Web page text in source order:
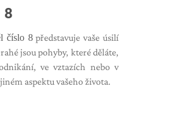
8
číslo 8představuje vaše úsilí
jsou pohyby, které děláte,
ve vztazích nebo v
aspektu vašeho života.